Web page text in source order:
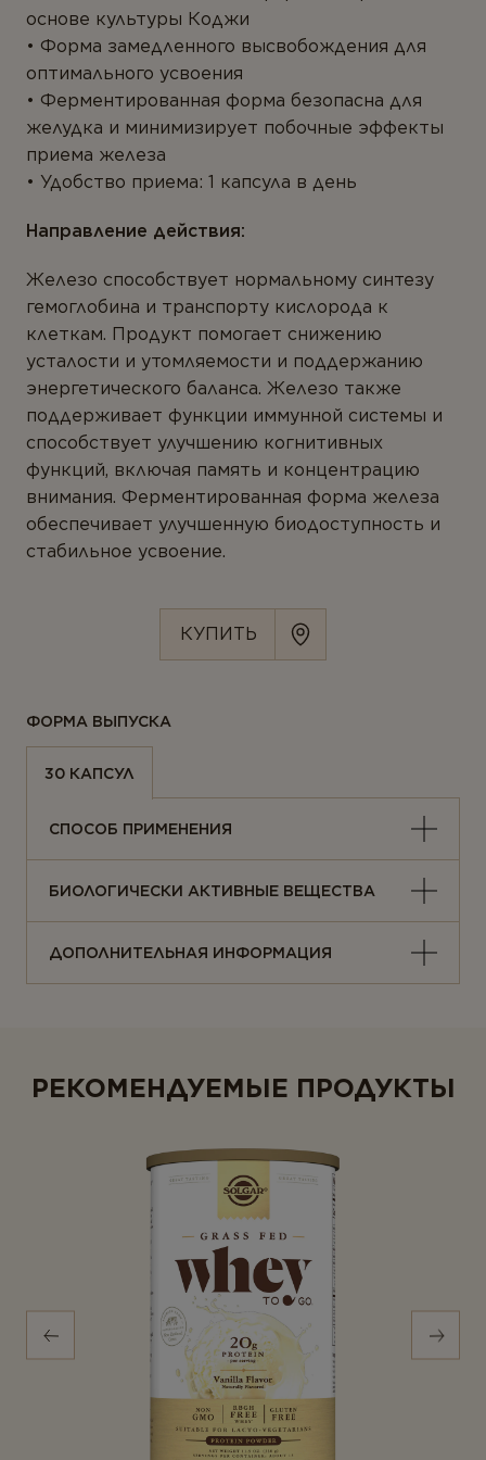
Антиоксиданты
Омега-3
Магний
Витамины
Пробиотики
Комплексы
Белок и аминокислоты
Коэнзим
Растения
Ферменты
Вегетарианство и веганство
основе культуры Коджи
Форма замедленного высвобождения для
оптимального усвоения
Ферментированная форма безопасна для
желудка и минимизирует побочные эффекты
приема железа
Удобство приема: 1 капсула в день
Направление действия:
Железо способствует нормальному синтезу
гемоглобина и транспорту кислорода к
клеткам. Продукт помогает снижению
усталости и утомляемости и поддержанию
энергетического баланса. Железо также
поддерживает функции иммунной системы и
способствует улучшению когнитивных
функций, включая память и концентрацию
внимания. Ферментированная форма железа
обеспечивает улучшенную биодоступность и
стабильное усвоение.
КУПИТЬ
ФОРМА ВЫПУСКА
30 КАПСУЛ
СПОСОБ ПРИМЕНЕНИЯ
БИОЛОГИЧЕСКИ АКТИВНЫЕ ВЕЩЕСТВА
ДОПОЛНИТЕЛЬНАЯ ИНФОРМАЦИЯ
РЕКОМЕНДУЕМЫЕ ПРОДУКТЫ
ПРЕДСТАВЬТЕСЬ *
ВАШ ГОРОД *
Вы соглашаетесь сПолитикой
конфиденциальностии даете согласие на
сбор и обработку персональных данных.
ОТПРАВИТЬ ОТЗЫВ